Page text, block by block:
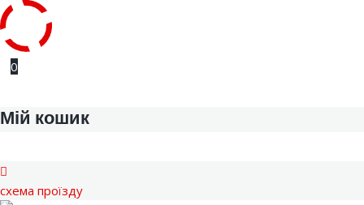
Skip
0
Мій кошик
cхема проїзду